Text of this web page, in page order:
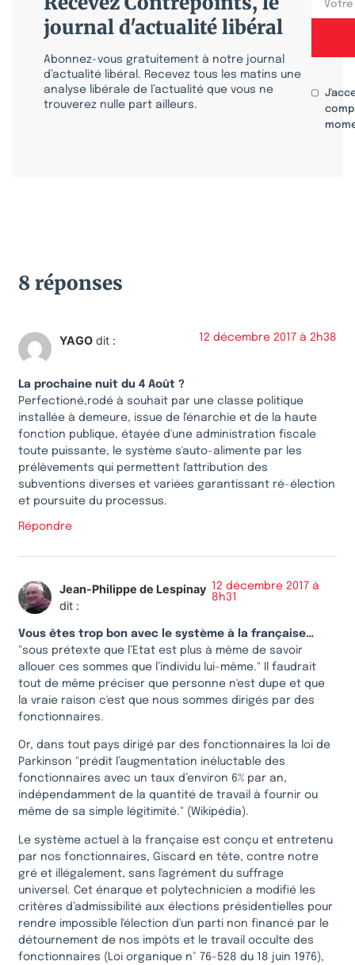
journal d'actualité libéral
Abonnez-vous gratuitement à notre journal
d’actualité libéral. Recevez tous les matins une
analyse libérale de l’actualité que vous ne
trouverez nulle part ailleurs.
8 réponses
YAGO dit : 12 décembre 2017 à 2h38
La prochaine nuit du 4 Août ?
Perfectioné,rodé à souhait par une classe politique
installée à demeure, issue de l'énarchie et de la haute
fonction publique, étayée d'une administration fiscale
toute puissante, le système s'auto-alimente par les
prélèvements qui permettent l'attribution des
subventions diverses et variées garantissant ré-élection
et poursuite du processus.
Répondre
Jean-Philippe de Lespinay
dit :
12 décembre 2017 à
8h31
Vous êtes trop bon avec le système à la française…
"sous prétexte que l’Etat est plus à même de savoir
allouer ces sommes que l’individu lui-même." Il faudrait
tout de même préciser que personne n'est dupe et que
la vraie raison c'est que nous sommes dirigés par des
fonctionnaires.
Or, dans tout pays dirigé par des fonctionnaires la loi de
Parkinson "prédit l’augmentation inéluctable des
fonctionnaires avec un taux d’environ 6% par an,
indépendamment de la quantité de travail à fournir ou
même de sa simple légitimité." (Wikipédia).
Le système actuel à la française est conçu et entretenu
par nos fonctionnaires, Giscard en tête, contre notre
gré et illégalement, sans l'agrément du suffrage
universel. Cet énarque et polytechnicien a modifié les
critères d’admissibilité aux élections présidentielles pour
rendre impossible l'élection d'un parti non financé par le
détournement de nos impôts et le travail occulte des
fonctionnaires (Loi organique n° 76-528 du 18 juin 1976),